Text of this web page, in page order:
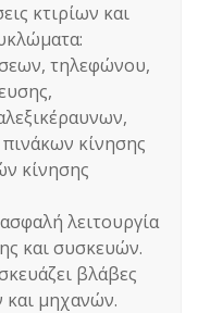
κτιρίων και
τηλεφώνου,
κίνησης
κίνησης
λειτουργία
και συσκευών.
βλάβες
και μηχανών.